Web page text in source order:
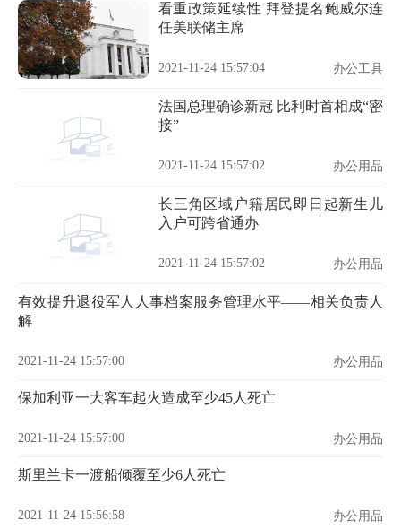
看重政策延续性 拜登提名鲍威尔连
任美联储主席
2021-11-24 15:57:04 办公工具
法国总理确诊新冠 比利时首相成“密
接”
2021-11-24 15:57:02 办公用品
长三角区域户籍居民即日起新生儿
入户可跨省通办
2021-11-24 15:57:02 办公用品
有效提升退役军人人事档案服务管理水平——相关负责人
解
2021-11-24 15:57:00 办公用品
保加利亚一大客车起火造成至少45人死亡
2021-11-24 15:57:00 办公用品
斯里兰卡一渡船倾覆至少6人死亡
2021-11-24 15:56:58 办公用品